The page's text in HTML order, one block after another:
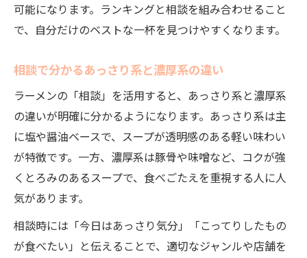
可能になります。ランキングと相談を組み合わせること
で、自分だけのベストな一杯を見つけやすくなります。
相談で分かるあっさり系と濃厚系の違い
ラーメンの「相談」を活用すると、あっさり系と濃厚系
の違いが明確に分かるようになります。あっさり系は主
に塩や醤油ベースで、スープが透明感のある軽い味わい
が特徴です。一方、濃厚系は豚骨や味噌など、コクが強
くとろみのあるスープで、食べごたえを重視する人に人
気があります。
相談時には「今日はあっさり気分」「こってりしたもの
が食べたい」と伝えることで、適切なジャンルや店舗を